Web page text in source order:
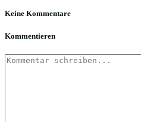
Keine Kommentare
Kommentieren